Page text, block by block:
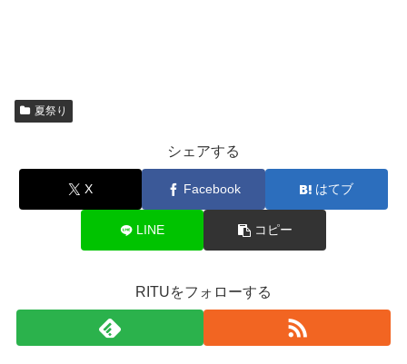
夏祭り
シェアする
X Facebook はてブ
LINE コピー
RITUをフォローする